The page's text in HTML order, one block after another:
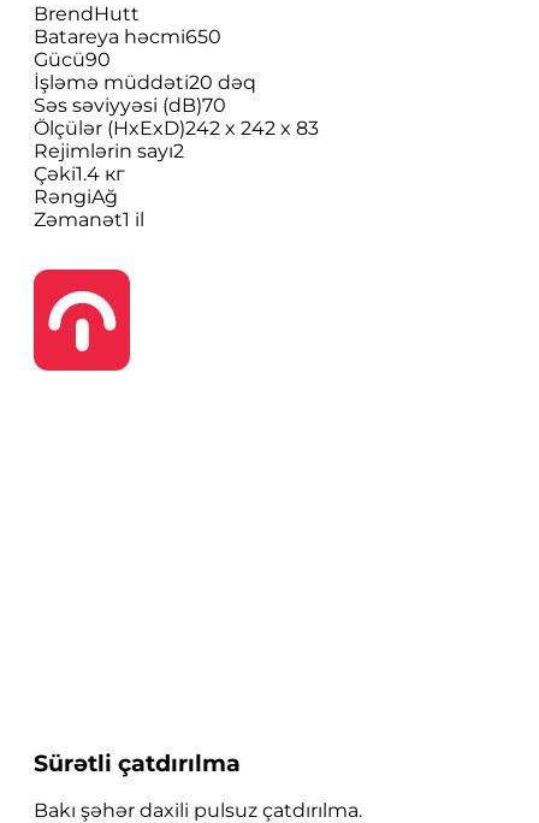
BrendHutt
Batareya həcmi650
Gücü90
İşləmə müddəti20 dəq
Səs səviyyəsi (dB)70
Ölçülər (HxExD)242 x 242 x 83
Rejimlərin sayı2
Çəki1.4 кг
RəngiAğ
Zəmanət1 il
Sürətli çatdırılma
Bakı şəhər daxili pulsuz çatdırılma.